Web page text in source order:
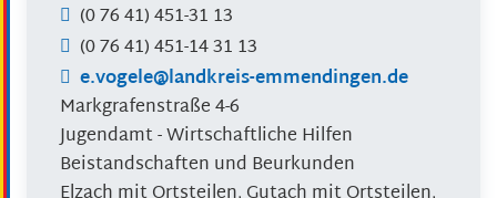
(07641) 451-31 13
(07641) 451-1431 13
e.vogele@landkreis-emmendingen.de
Markgrafenstraße 4-6
Jugendamt - Wirtschaftliche Hilfen
Beistandschaften und Beurkunden